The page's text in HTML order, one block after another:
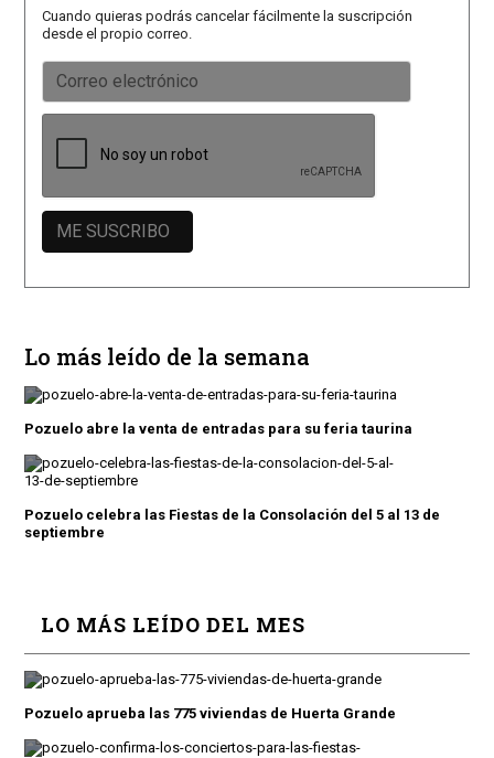
Cuando quieras podrás cancelar fácilmente la suscripción
desde el propio correo.
Lo más leído de la semana
Pozuelo abre la venta de entradas para su feria taurina
Pozuelo celebra las Fiestas de la Consolación del 5 al 13 de
septiembre
LO MÁS LEÍDO DEL MES
Pozuelo aprueba las 775 viviendas de Huerta Grande